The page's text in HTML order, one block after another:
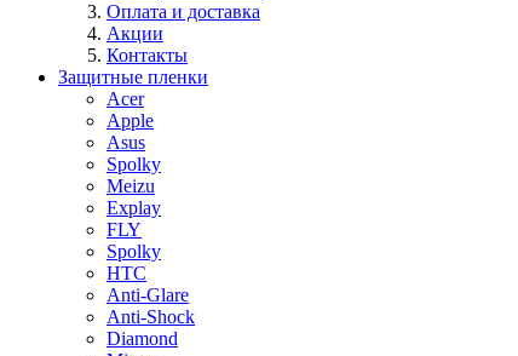
Оплата и доставка
Акции
Контакты
Защитные пленки
Acer
Apple
Asus
Spolky
Meizu
Explay
FLY
Spolky
HTC
Anti-Glare
Anti-Shock
Diamond